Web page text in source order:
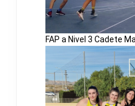
FAP a Nivel 3 Cadete